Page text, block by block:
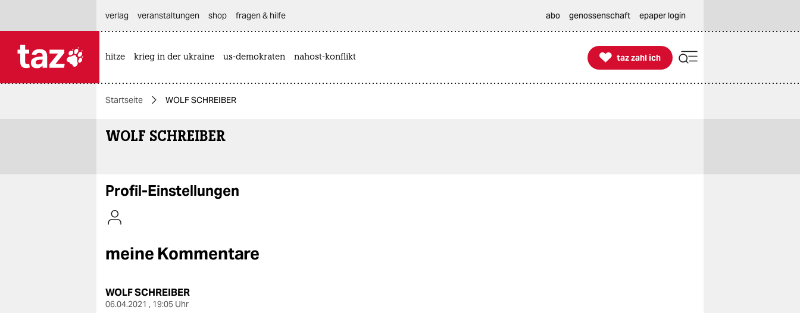
themen
politik
gesellschaft
kultur
nord
verlag
veranstaltungen shop fragen & hilfe abo genossenschaft epaper login
hitze krieg in der ukraine us-demokraten nahost-konflikt 
taz zahl ich
taz zahl ich
Startseite WOLF SCHREIBER
WOLF SCHREIBER
Profil-Einstellungen
meine Kommentare
WOLF SCHREIBER
06.04.2021 , 19:05 Uhr